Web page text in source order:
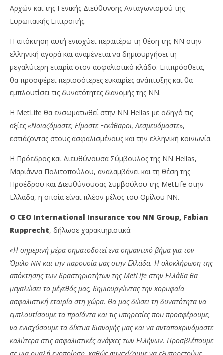
NOW VIEWING
Ελλάδα: Ολοκληρώθηκε η απόκτηση της MetLife
από τον Όμιλο ΝΝ
1
2022
Cyprus
Insurance
News
Team
Αρχών και της Γενικής Διεύθυνσης Ανταγωνισμού της
Ευρωπαϊκής Επιτροπής.
Η απόκτηση αυτή ενισχύει περαιτέρω τη θέση της ΝΝ στην
ελληνική αγορά και αναμένεται να δημιουργήσει τη
μεγαλύτερη εταιρία στον ασφαλιστικό κλάδο. Επιπρόσθετα,
θα προσφέρει περισσότερες ευκαιρίες ανάπτυξης και θα
εμπλουτίσει τις δυνατότητες διανομής της NN.
Η MetLife θα ενσωματωθεί στην ΝΝ Hellas με οδηγό τις
αξίες «Νοιαζόμαστε, Είμαστε Ξεκάθαροι, Δεσμευόμαστε»,
εστιάζοντας στους ασφαλισμένους και την ελληνική κοινωνία.
Η Πρόεδρος και Διευθύνουσα Σύμβουλος της NN Hellas,
Μαριάννα Πολιτοπούλου, αναλαμβάνει και τη θέση της
Προέδρου και Διευθύνουσας Συμβούλου της MetLife στην
Ελλάδα, η οποία είναι πλέον μέλος του Ομίλου NN.
O CEO International Insurance του ΝΝ Group, Fabian
Rupprecht, δήλωσε χαρακτηριστικά:
«Η σημερινή μέρα σηματοδοτεί ένα σημαντικό βήμα για τον
Όμιλο NN και την παρουσία μας στην Ελλάδα. Η ολοκλήρωση της
απόκτησης των δραστηριοτήτων της MetLife στην Ελλάδα θα
μεγαλώσει το μέγεθός μας, δημιουργώντας την κορυφαία
ασφαλιστική εταιρία στη χώρα. Θα μας δώσει τη δυνατότητα να
εμπλουτίσουμε τα προϊόντα και τις υπηρεσίες που προσφέρουμε,
να ενισχύσουμε τa δίκτυα διανομής μας και να ανταποκρινόμαστε
καλύτερα στις ασφαλιστικές ανάγκες των Ελλήνων. Προσβλέπουμε